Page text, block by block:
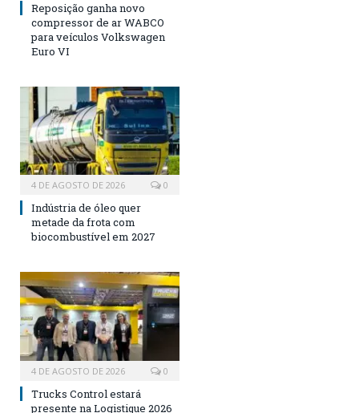
Reposição ganha novo
compressor de ar WABCO
para veículos Volkswagen
Euro VI
4 DE AGOSTO DE 2026 0
Indústria de óleo quer
metade da frota com
biocombustível em 2027
4 DE AGOSTO DE 2026 0
Trucks Control estará
presente na Logistique 2026